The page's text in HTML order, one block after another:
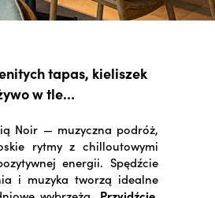
tapas, kieliszek
w tle…
Noir — muzyczna podróż,
rytmy z chilloutowymi
energii. Spędźcie
i muzyka tworzą idealne